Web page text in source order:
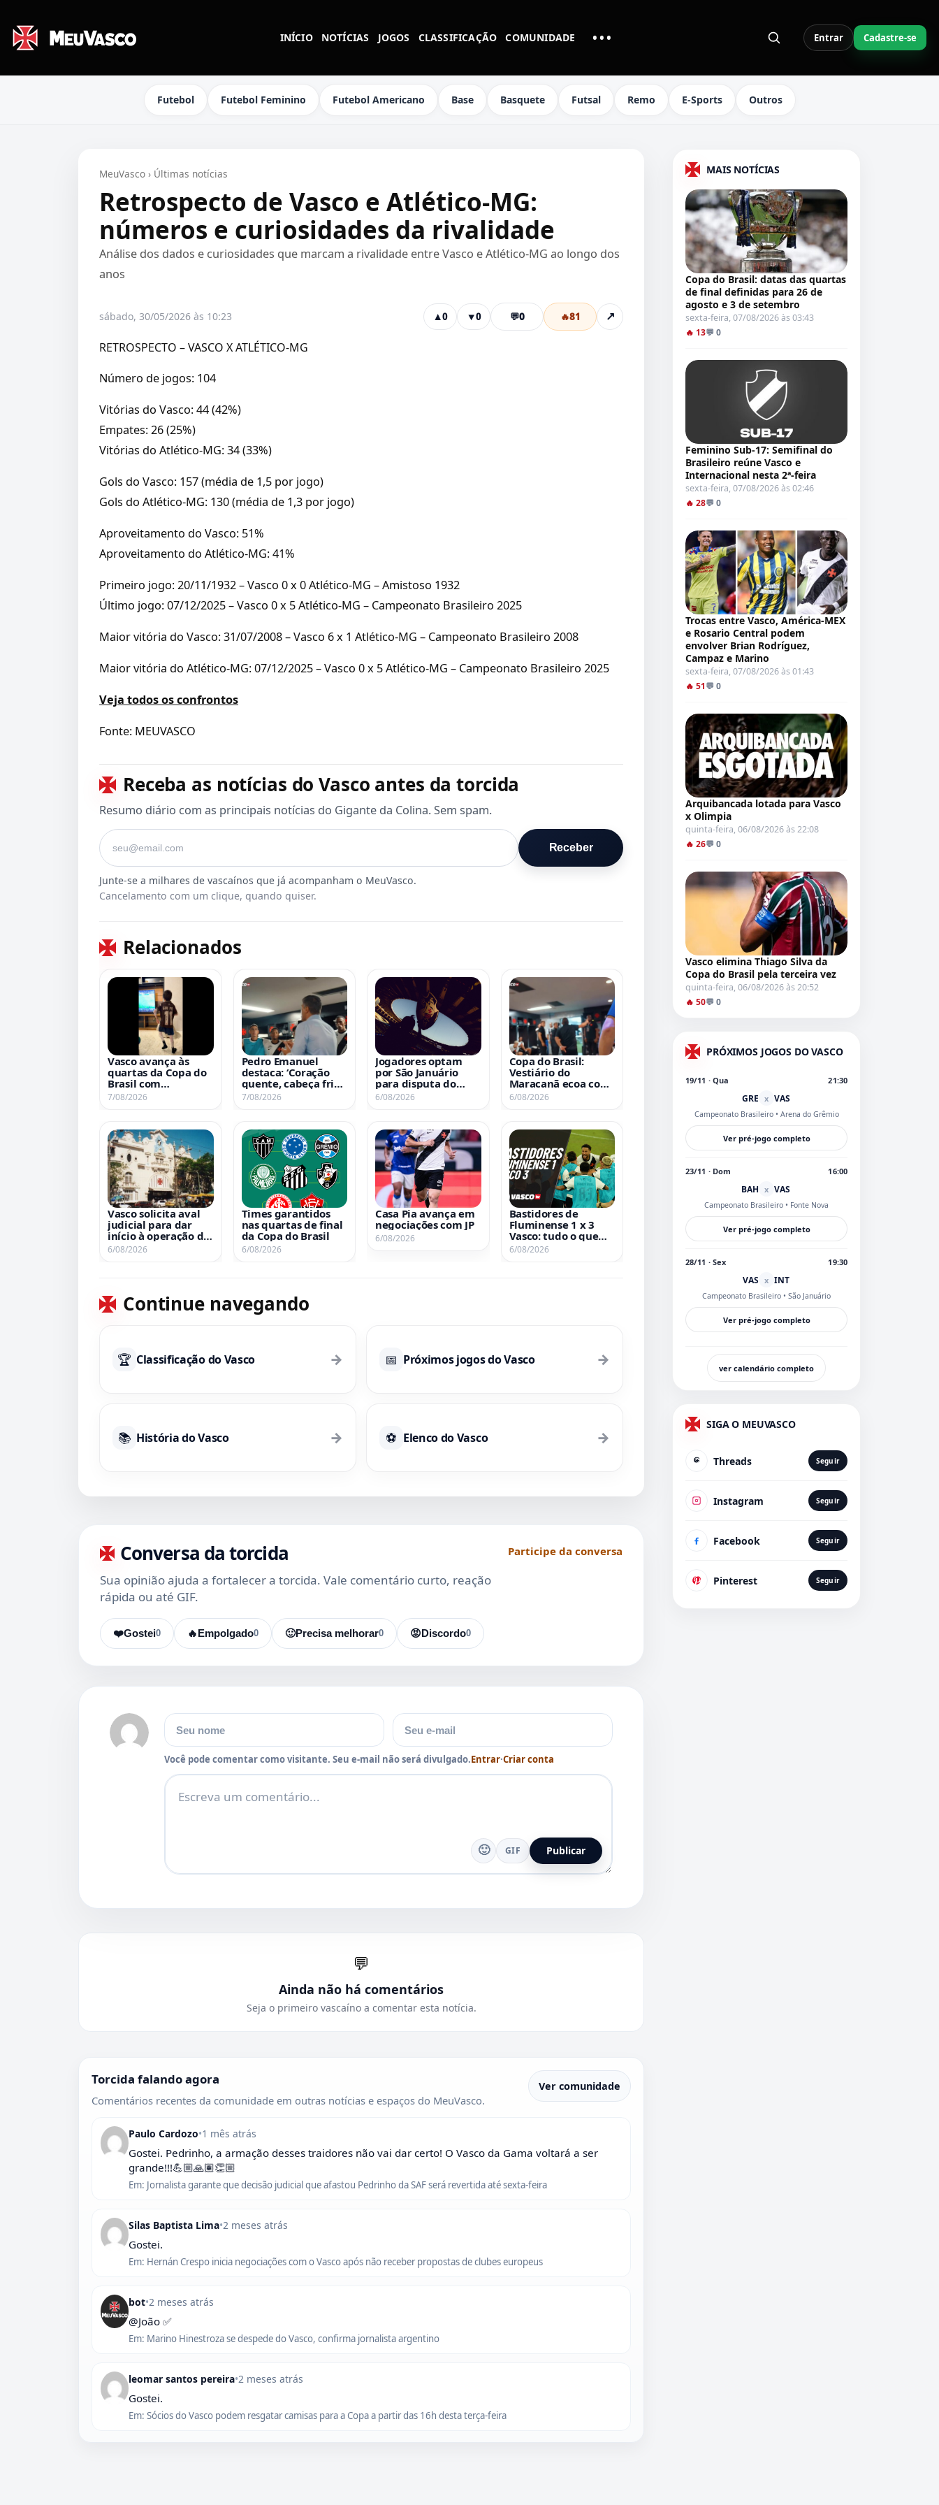
INÍCIO NOTÍCIAS JOGOS CLASSIFICAÇÃO COMUNIDADE •••MAIS LINKS DO MENU Entrar Cadastre-se
Futebol Futebol Feminino Futebol Americano Base Basquete Futsal Remo E-Sports Outros
MeuVasco › Últimas notícias
Retrospecto de Vasco e Atlético-MG:
números e curiosidades da rivalidade
Análise dos dados e curiosidades que marcam a rivalidade entre Vasco e Atlético-MG ao longo dos
anos
sábado, 30/05/2026 às 10:23 ▲0 ▼0 💬0 🔥81 ↗
RETROSPECTO – VASCO X ATLÉTICO-MG
Número de jogos: 104
Vitórias do Vasco: 44 (42%)
Empates: 26 (25%)
Vitórias do Atlético-MG: 34 (33%)
Gols do Vasco: 157 (média de 1,5 por jogo)
Gols do Atlético-MG: 130 (média de 1,3 por jogo)
Aproveitamento do Vasco: 51%
Aproveitamento do Atlético-MG: 41%
Primeiro jogo: 20/11/1932 – Vasco 0 x 0 Atlético-MG – Amistoso 1932
Último jogo: 07/12/2025 – Vasco 0 x 5 Atlético-MG – Campeonato Brasileiro 2025
Maior vitória do Vasco: 31/07/2008 – Vasco 6 x 1 Atlético-MG – Campeonato Brasileiro 2008
Maior vitória do Atlético-MG: 07/12/2025 – Vasco 0 x 5 Atlético-MG – Campeonato Brasileiro 2025
Veja todos os confrontos
Fonte: MEUVASCO
Receba as notícias do Vasco antes da torcida
Resumo diário com as principais notícias do Gigante da Colina. Sem spam.
Seu e-mail
Receber
Cancelamento com um clique, quando quiser.
Relacionados
Vasco avança às
quartas da Copa do
Brasil com
comemoração de
7/08/2026
Pedro Emanuel
destaca: ‘Coração
quente, cabeça fria’
em discurso antes
7/08/2026
Jogadores optam
por São Januário
para disputa do
mata-mata
6/08/2026
Copa do Brasil:
Vestiário do
Maracanã ecoa com
o tradicional grito
quartas; assista ao
vídeo
6/08/2026
Vasco solicita aval
judicial para dar
início à operação de
revenda da SAF
6/08/2026
Times garantidos
nas quartas de final
da Copa do Brasil
6/08/2026
Casa Pia avança em
negociações com JP
6/08/2026
Bastidores de
Fluminense 1 x 3
Vasco: tudo o que
aconteceu nos
6/08/2026
Continue navegando
🏆 Classificação do Vasco → 📅 Próximos jogos do Vasco →
📚 História do Vasco → ⚽ Elenco do Vasco →
Conversa da torcida
Sua opinião ajuda a fortalecer a torcida. Vale comentário curto, reação
rápida ou até GIF.
Participe da conversa
❤️ 0
Gostei 🔥 0
Empolgado 🙂 0
Precisa melhorar 😡 0
Discordo
Nome E-mail
Você pode comentar como visitante. Seu e-mail não será divulgado.Entrar·Criar conta
Comentário
🙂 GIF Publicar
💬
Ainda não há comentários
Seja o primeiro vascaíno a comentar esta notícia.
Torcida falando agora
Comentários recentes da comunidade em outras notícias e espaços do MeuVasco.
Ver comunidade
Paulo Cardozo•1 mês atrás
Gostei. Pedrinho, a armação desses traidores não vai dar certo! O Vasco da Gama voltará a ser
grande!!!💪🏼🙏🏽👏🏼
Em: Jornalista garante que decisão judicial que afastou Pedrinho da SAF será revertida até sexta-feira
Silas Baptista Lima•2 meses atrás
Gostei.
Em: Hernán Crespo inicia negociações com o Vasco após não receber propostas de clubes europeus
bot•2 meses atrás
@João ✅
Em: Marino Hinestroza se despede do Vasco, confirma jornalista argentino
leomar santos pereira•2 meses atrás
Gostei.
Em: Sócios do Vasco podem resgatar camisas para a Copa a partir das 16h desta terça-feira
MAIS NOTÍCIAS
Copa do Brasil: datas das quartas
de final definidas para 26 de
agosto e 3 de setembro
sexta-feira, 07/08/2026 às 03:43
🔥 13💬 0
Feminino Sub-17: Semifinal do
Brasileiro reúne Vasco e
Internacional nesta 2ª-feira
sexta-feira, 07/08/2026 às 02:46
🔥 28💬 0
Trocas entre Vasco, América-MEX
e Rosario Central podem
envolver Brian Rodríguez,
Campaz e Marino
sexta-feira, 07/08/2026 às 01:43
🔥 51💬 0
Arquibancada lotada para Vasco
x Olimpia
quinta-feira, 06/08/2026 às 22:08
🔥 26💬 0
Vasco elimina Thiago Silva da
Copa do Brasil pela terceira vez
quinta-feira, 06/08/2026 às 20:52
🔥 50💬 0
PRÓXIMOS JOGOS DO VASCO
19/11 · Qua 21:30
GRE x VAS
Campeonato Brasileiro • Arena do Grêmio
Ver pré-jogo completo
23/11 · Dom 16:00
BAH x VAS
Campeonato Brasileiro • Fonte Nova
Ver pré-jogo completo
28/11 · Sex 19:30
VAS x INT
Campeonato Brasileiro • São Januário
Ver pré-jogo completo
ver calendário completo
SIGA O MEUVASCO
Threads Seguir
Instagram Seguir
Facebook Seguir
Pinterest Seguir